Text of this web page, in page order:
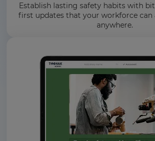
Establish lasting safety habits with
first updates that your workforce can
anywhere.